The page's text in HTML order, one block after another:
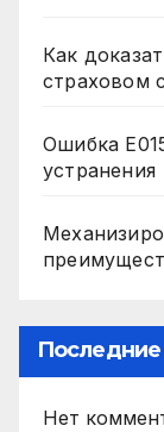
Как
страховом
Ошибка
устранения
Нет